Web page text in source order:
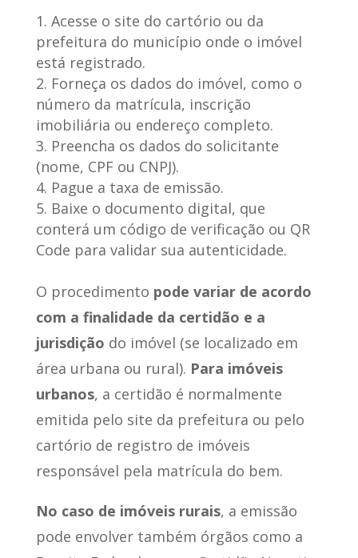
Acesse o site do cartório ou da
prefeitura do município onde o imóvel
está registrado.
Forneça os dados do imóvel, como o
número da matrícula, inscrição
imobiliária ou endereço completo.
Preencha os dados do solicitante
(nome, CPF ou CNPJ).
Pague a taxa de emissão.
Baixe o documento digital, que
conterá um código de verificação ou QR
Code para validar sua autenticidade.
O procedimento pode variar de acordo
com a finalidade da certidão e a
jurisdição do imóvel (se localizado em
área urbana ou rural). Para imóveis
urbanos, a certidão é normalmente
emitida pelo site da prefeitura ou pelo
cartório de registro de imóveis
responsável pela matrícula do bem.
No caso de imóveis rurais, a emissão
pode envolver também órgãos como a